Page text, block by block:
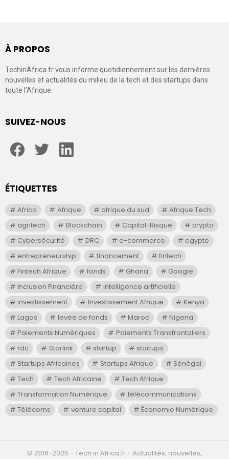
À PROPOS
TechinAfrica.fr vous informe quotidiennement sur les dernières
nouvelles et actualités du milieu de la tech et des startups dans
toute l’Afrique.
SUIVEZ-NOUS
ÉTIQUETTES
Africa Afrique afrique du sud
Afrique Tech
agritech
Blockchain Capital-Risque
crypto
Cybersécurité
DRC e-commerce
egypte
entrepreneurship
financement
fintech
Fintech Afrique
fonds Ghana
Google
Inclusion Financière
intelligence artificielle
investissement
Investissement Afrique
Kenya
Lagos
levée de fonds Maroc
Nigeria
Paiements Numériques
Paiements Transfrontaliers
rdc
Starlink startup
startups
Startups Africaines
Startups Afrique
Sénégal
Tech
Tech Africaine
Tech Afrique
Transformation Numérique
télécommunications
Télécoms
venture capital Économie Numérique
©️ 2016-2025 - Tech in Africa.fr - Actualités, nouvelles,